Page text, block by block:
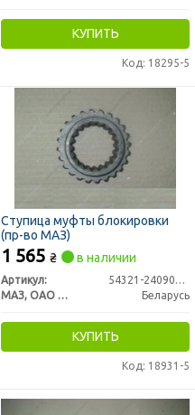
КУПИТЬ
Код: 18295-5
Ступица муфты блокировки
(пр-во МАЗ)
1 565 ₴ в наличии
Артикул:
54321-2409024-01
МАЗ, ОАО «Минский автомобильный завод»
Беларусь
КУПИТЬ
Код: 18931-5